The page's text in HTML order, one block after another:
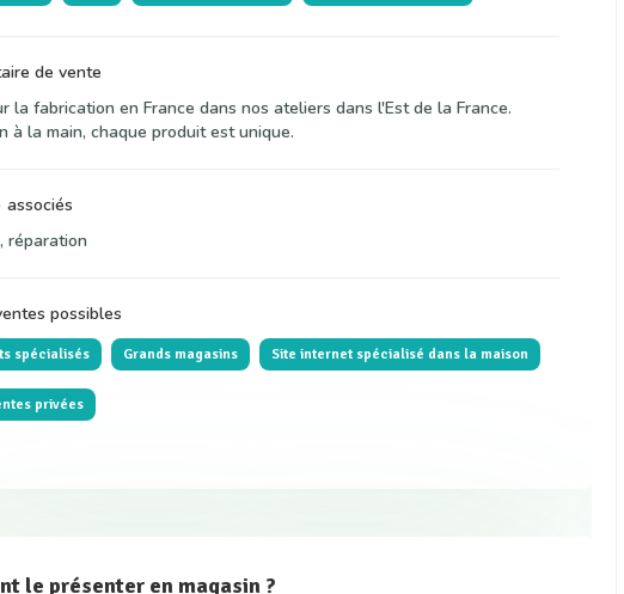
de vente
la fabrication en France dans nos ateliers dans l'Est de la France.
à la main, chaque produit est unique.
associés
réparation
possibles
spécialisés Grands magasins Site internet spécialisé dans la maison
privées
le présenter en magasin ?